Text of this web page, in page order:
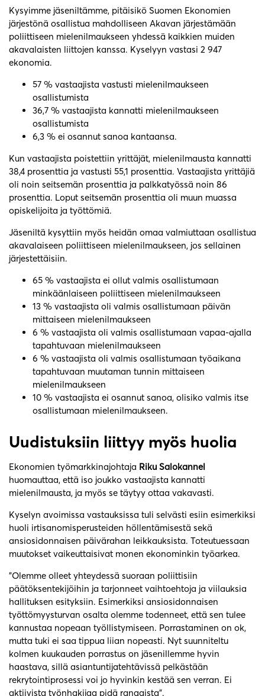
Kysyimme jäseniltämme, pitäisikö Suomen Ekonomien
järjestönä osallistua mahdolliseen Akavan järjestämään
poliittiseen mielenilmaukseen yhdessä kaikkien muiden
akavalaisten liittojen kanssa. Kyselyyn vastasi 2 947
ekonomia.
57 % vastaajista vastusti mielenilmaukseen
osallistumista
36,7 % vastaajista kannatti mielenilmaukseen
osallistumista
6,3 % ei osannut sanoa kantaansa.
Kun vastaajista poistettiin yrittäjät, mielenilmausta kannatti
38,4 prosenttia ja vastusti 55,1 prosenttia. Vastaajista yrittäjiä
oli noin seitsemän prosenttia ja palkkatyössä noin 86
prosenttia. Loput seitsemän prosenttia oli muun muassa
opiskelijoita ja työttömiä.
Jäseniltä kysyttiin myös heidän omaa valmiuttaan osallistua
akavalaiseen poliittiseen mielenilmaukseen, jos sellainen
järjestettäisiin.
65 % vastaajista ei ollut valmis osallistumaan
minkäänlaiseen poliittiseen mielenilmaukseen
13 % vastaajista oli valmis osallistumaan päivän
mittaiseen mielenilmaukseen
6 % vastaajista oli valmis osallistumaan vapaa-ajalla
tapahtuvaan mielenilmaukseen
6 % vastaajista oli valmis osallistumaan työaikana
tapahtuvaan muutaman tunnin mittaiseen
mielenilmaukseen
10 % vastaajista ei osannut sanoa, olisiko valmis itse
osallistumaan mielenilmaukseen.
Uudistuksiin liittyy myös huolia
Ekonomien työmarkkinajohtaja Riku Salokannel
huomauttaa, että iso joukko vastaajista kannatti
mielenilmausta, ja myös se täytyy ottaa vakavasti.
Kyselyn avoimissa vastauksissa tuli selvästi esiin esimerkiksi
huoli irtisanomisperusteiden höllentämisestä sekä
ansiosidonnaisen päivärahan leikkauksista. Toteutuessaan
muutokset vaikeuttaisivat monen ekonominkin työarkea.
”Olemme olleet yhteydessä suoraan poliittisiin
päätöksentekijöihin ja tarjonneet vaihtoehtoja ja viilauksia
hallituksen esityksiin. Esimerkiksi ansiosidonnaisen
työttömyysturvan osalta olemme todenneet, että sen tulee
kannustaa nopeaan työllistymiseen. Porrastaminen on ok,
mutta tuki ei saa tippua liian nopeasti. Nyt suunniteltu
kolmen kuukauden porrastus on jäsenillemme hyvin
haastava, sillä asiantuntijatehtävissä pelkästään
rekrytointiprosessi voi jo hyvinkin kestää sen verran. Ei
aktiivista työnhakijaa pidä rangaista”.